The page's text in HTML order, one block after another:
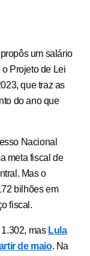
um salário
Projeto de Lei
que traz as
do ano que
Nacional
meta fiscal de
Mas o
bilhões em
fiscal.
mas Lula
de maio. Na